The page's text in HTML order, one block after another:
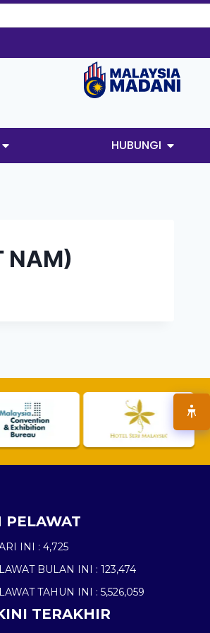
HUBUNGI
NAM)
PELAWAT
INI : 4,725
BULAN INI : 123,474
TAHUN INI : 5,526,059
TERAKHIR